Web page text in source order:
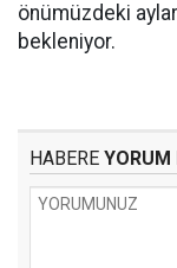
önümüzdeki
bekleniyor.
HABERE YORUM